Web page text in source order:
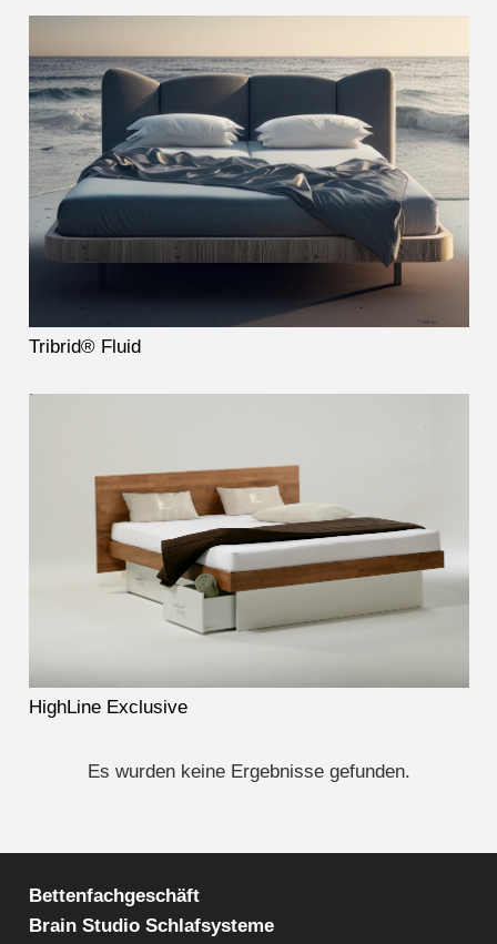
Tribrid® Fluid
HighLine Exclusive
Es wurden keine Ergebnisse gefunden.
Bettenfachgeschäft
Brain Studio Schlafsysteme